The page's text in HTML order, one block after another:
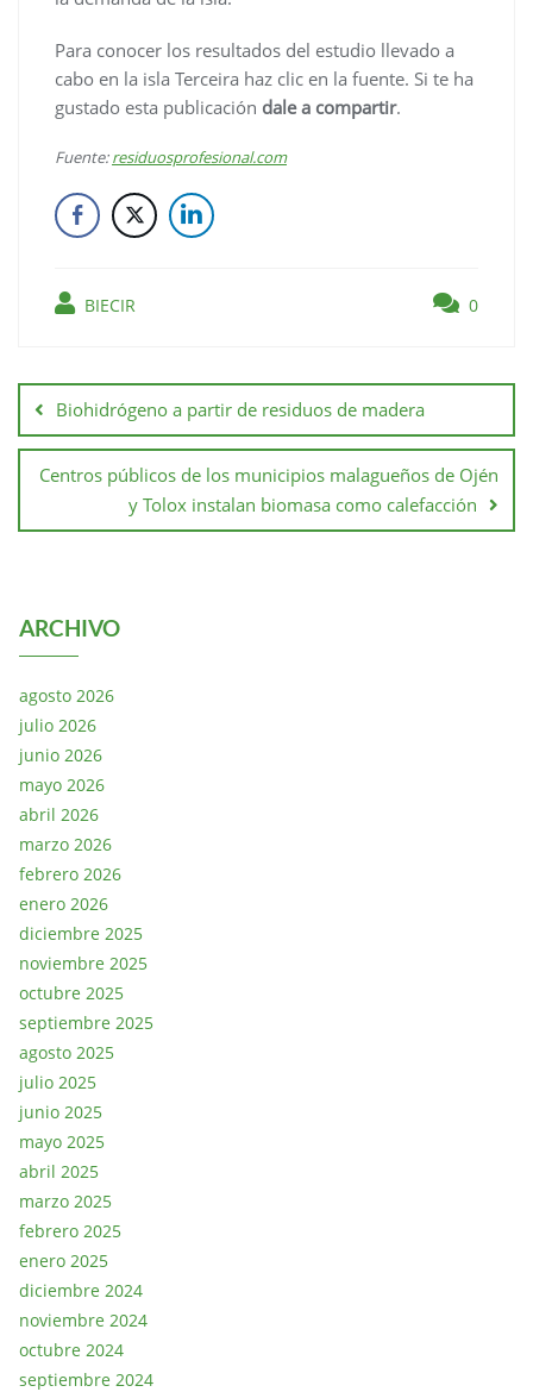
Para conocer los resultados del estudio llevado a
cabo en la isla Terceira haz clic en la fuente. Si te ha
gustado esta publicación dale a compartir.
Fuente:residuosprofesional.com
BIECIR 0
Biohidrógeno a partir de residuos de madera
Centros públicos de los municipios malagueños de Ojén
y Tolox instalan biomasa como calefacción
ARCHIVO
agosto 2026
julio 2026
junio 2026
mayo 2026
abril 2026
marzo 2026
febrero 2026
enero 2026
diciembre 2025
noviembre 2025
octubre 2025
septiembre 2025
agosto 2025
julio 2025
junio 2025
mayo 2025
abril 2025
marzo 2025
febrero 2025
enero 2025
diciembre 2024
noviembre 2024
octubre 2024
septiembre 2024